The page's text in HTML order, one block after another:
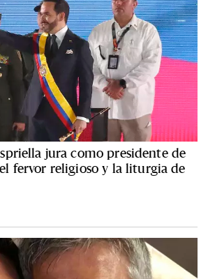
jura como presidente de
fervor religioso y la liturgia de